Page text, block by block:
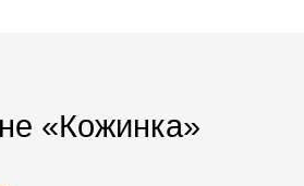
«Кожинка»